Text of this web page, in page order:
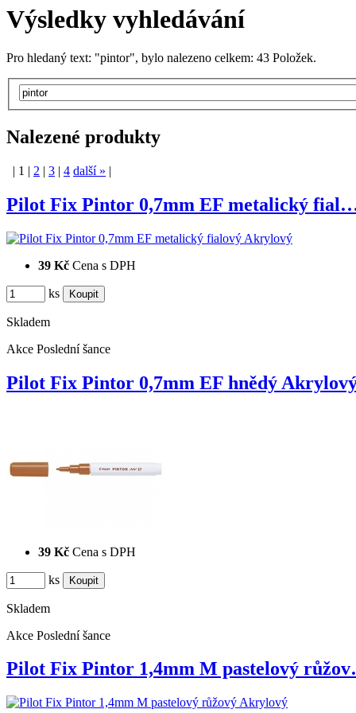
Výsledky vyhledávání
Pro hledaný text: "pintor", bylo nalezeno celkem: 43 Položek.
Nalezené produkty
| 1 | 2 | 3 | 4 další» |
Pilot Fix Pintor 0,7mm EF metalický
39 Kč Cena s DPH
ks
Skladem
Akce Poslední šance
Pilot Fix Pintor 0,7mm EF hnědý
39 Kč Cena s DPH
ks
Skladem
Akce Poslední šance
Pilot Fix Pintor 1,4mm M pastelový